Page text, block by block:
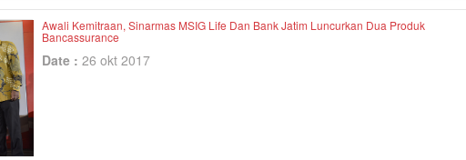
Awali Kemitraan, Sinarmas MSIG Life Dan Bank Jatim Luncurkan Dua Produk
Bancassurance
Date : 26 okt 2017